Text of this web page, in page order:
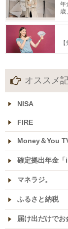
年
歳
オススメ
NISA
FIRE
Money＆You
確定拠出年金「
マネラジ。
ふるさと納税
届け出だけで